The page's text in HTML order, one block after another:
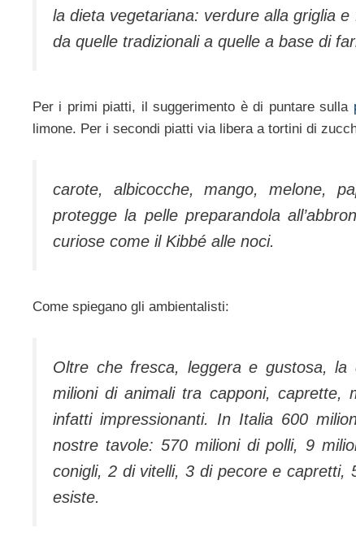
la dieta vegetariana: verdure alla griglia
da quelle tradizionali a quelle a base di
Per i primi piatti, il suggerimento è di puntare sulla
limone. Per i secondi piatti via libera a tortini di
carote, albicocche, mango, melone,
protegge la pelle preparandola
curiose come il Kibbé alle noci.
Come spiegano gli ambientalisti:
Oltre che fresca, leggera e gustosa, la
milioni di animali tra capponi, caprette,
infatti impressionanti. In Italia 600
nostre tavole: 570 milioni di polli, 9
conigli, 2 di vitelli, 3 di pecore e capretti,
esiste.